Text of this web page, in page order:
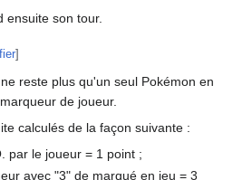
ensuite son tour.
]
reste plus qu'un seul Pokémon en
de joueur.
calculés de la façon suivante :
par le joueur = 1 point ;
avec "3" de marqué en jeu = 3